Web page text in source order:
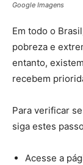
Google Imagens
Em todo o
pobreza e
entanto,
recebem
Para verificar
siga estes
Acesse a